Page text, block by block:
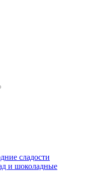
сладости
и шоколадные